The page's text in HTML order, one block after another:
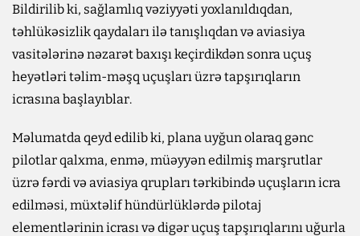
Bildirilib ki, sağlamlıq vəziyyəti yoxlanıldıqdan,
təhlükəsizlik qaydaları ilə tanışlıqdan və aviasiya
vasitələrinə nəzarət baxışı keçirdikdən sonra uçuş
heyətləri təlim-məşq uçuşları üzrə tapşırıqların
icrasına başlayıblar.
Məlumatda qeyd edilib ki, plana uyğun olaraq gənc
pilotlar qalxma, enmə, müəyyən edilmiş marşrutlar
üzrə fərdi və aviasiya qrupları tərkibində uçuşların icra
edilməsi, müxtəlif hündürlüklərdə pilotaj
elementlərinin icrası və digər uçuş tapşırıqlarını uğurla